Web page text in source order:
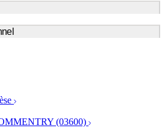
de l'audition
& Phoniatres
(03600)